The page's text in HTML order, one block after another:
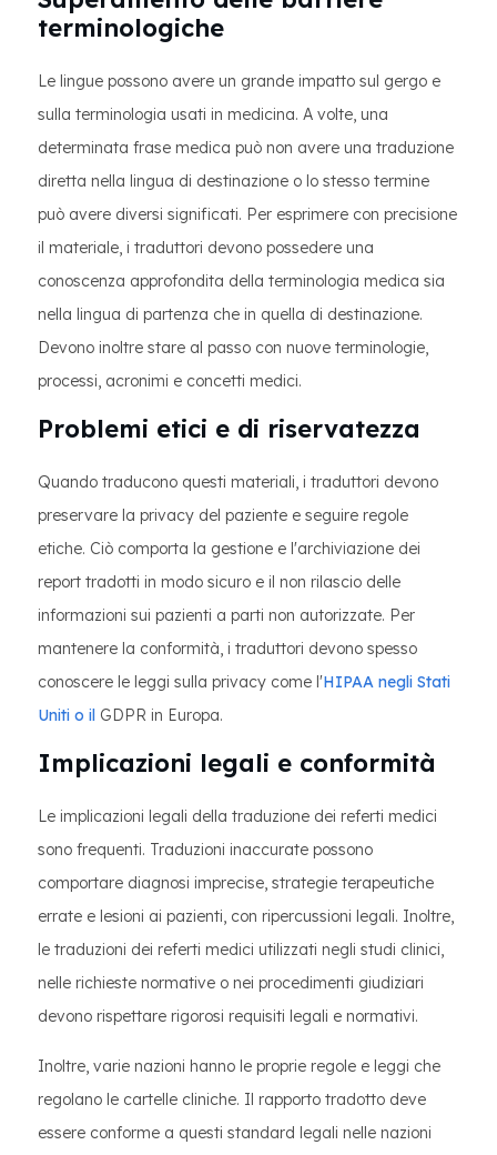
terminologiche
Le lingue possono avere un grande impatto sul gergo e
sulla terminologia usati in medicina. A volte, una
determinata frase medica può non avere una traduzione
diretta nella lingua di destinazione o lo stesso termine
può avere diversi significati. Per esprimere con precisione
il materiale, i traduttori devono possedere una
conoscenza approfondita della terminologia medica sia
nella lingua di partenza che in quella di destinazione.
Devono inoltre stare al passo con nuove terminologie,
processi, acronimi e concetti medici.
Problemi etici e di riservatezza
Quando traducono questi materiali, i traduttori devono
preservare la privacy del paziente e seguire regole
etiche. Ciò comporta la gestione e l'archiviazione dei
report tradotti in modo sicuro e il non rilascio delle
informazioni sui pazienti a parti non autorizzate. Per
mantenere la conformità, i traduttori devono spesso
conoscere le leggi sulla privacy come l'HIPAA negli Stati
Uniti o il GDPR in Europa.
Implicazioni legali e conformità
Le implicazioni legali della traduzione dei referti medici
sono frequenti. Traduzioni inaccurate possono
comportare diagnosi imprecise, strategie terapeutiche
errate e lesioni ai pazienti, con ripercussioni legali. Inoltre,
le traduzioni dei referti medici utilizzati negli studi clinici,
nelle richieste normative o nei procedimenti giudiziari
devono rispettare rigorosi requisiti legali e normativi.
Inoltre, varie nazioni hanno le proprie regole e leggi che
regolano le cartelle cliniche. Il rapporto tradotto deve
essere conforme a questi standard legali nelle nazioni